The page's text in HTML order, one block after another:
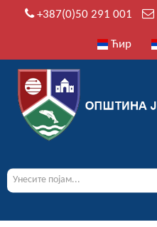
+387(0)50 291 001
Ћир